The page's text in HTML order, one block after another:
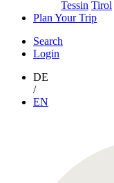
Tessin Tirol
Plan Your Trip
Search
Login
DE
/
EN